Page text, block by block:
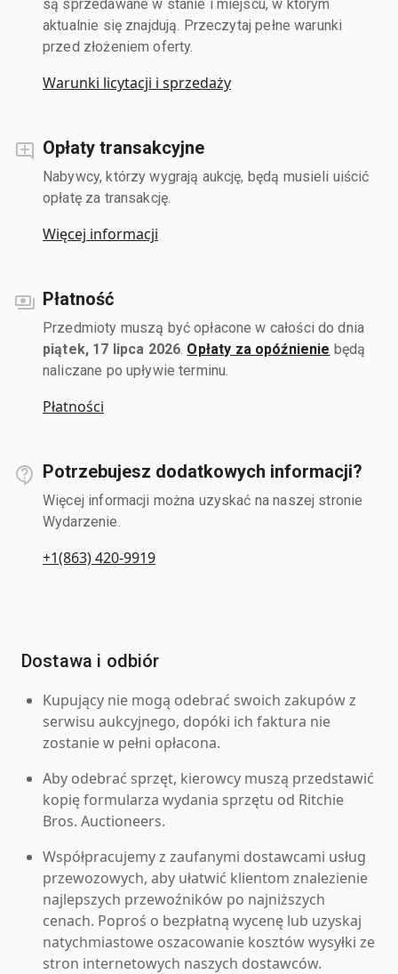
są sprzedawane w stanie i miejscu, w którym
aktualnie się znajdują. Przeczytaj pełne warunki
przed złożeniem oferty.
Warunki licytacji i sprzedaży
Opłaty transakcyjne
Nabywcy, którzy wygrają aukcję, będą musieli uiścić
opłatę za transakcję.
Więcej informacji
Płatność
Przedmioty muszą być opłacone w całości do dnia
piątek, 17 lipca 2026 Opłaty za opóźnienie będą
naliczane po upływie terminu.
Płatności
Potrzebujesz dodatkowych informacji?
Więcej informacji można uzyskać na naszej stronie
Wydarzenie.
+1(863) 420-9919
Dostawa i odbiór
Kupujący nie mogą odebrać swoich zakupów z
serwisu aukcyjnego, dopóki ich faktura nie
zostanie w pełni opłacona.
Aby odebrać sprzęt, kierowcy muszą przedstawić
kopię formularza wydania sprzętu od Ritchie
Bros. Auctioneers.
Współpracujemy z zaufanymi dostawcami usług
przewozowych, aby ułatwić klientom znalezienie
najlepszych przewoźników po najniższych
cenach. Poproś o bezpłatną wycenę lub uzyskaj
natychmiastowe oszacowanie kosztów wysyłki ze
stron internetowych naszych dostawców.